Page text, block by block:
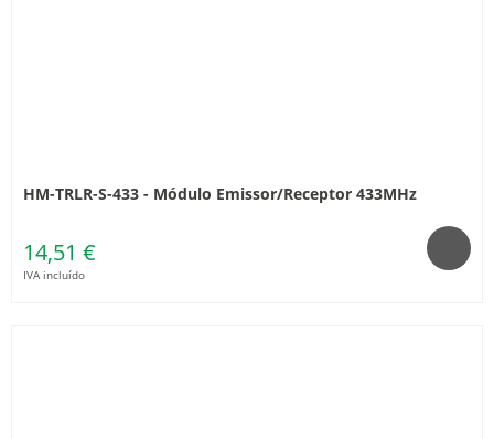
HM-TRLR-S-433 - Módulo Emissor/Receptor 433MHz
14,51 €
IVA incluído